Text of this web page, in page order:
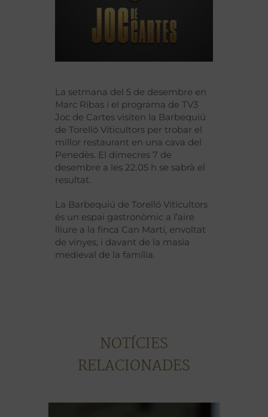
La setmana del 5 de desembre en
Marc Ribas i el programa de TV3
Joc de Cartes visiten la Barbequiú
de Torelló Viticultors per trobar el
millor restaurant en una cava del
Penedès. El dimecres 7 de
desembre a les 22.05 h se sabrà el
resultat.
La Barbequiú de Torelló Viticultors
és un espai gastronòmic a l’aire
lliure a la finca Can Martí, envoltat
de vinyes, i davant de la masia
medieval de la família.
NOTÍCIES
RELACIONADES